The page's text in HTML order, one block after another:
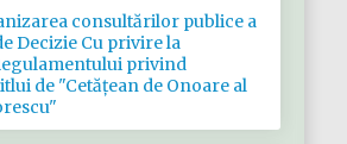
consultărilor publice a
Decizie Cu privire la
privind
de "Cetățean de Onoare al